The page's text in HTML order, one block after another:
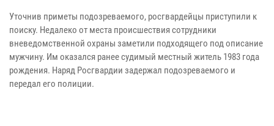
Уточнив приметы подозреваемого, росгвардейцы приступили к
поиску. Недалеко от места происшествия сотрудники
вневедомственной охраны заметили подходящего под описание
мужчину. Им оказался ранее судимый местный житель 1983 года
рождения. Наряд Росгвардии задержал подозреваемого и
передал его полиции.